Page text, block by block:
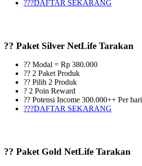
???DAFTAR SEKARANG
?? Paket Silver NetLife Tarakan
?? Modal = Rp 380.000
?? 2 Paket Produk
?? Pilih 2 Produk
? 2 Poin Reward
?? Potensi Income 300.000++ Per hari
???DAFTAR SEKARANG
?? Paket Gold NetLife Tarakan